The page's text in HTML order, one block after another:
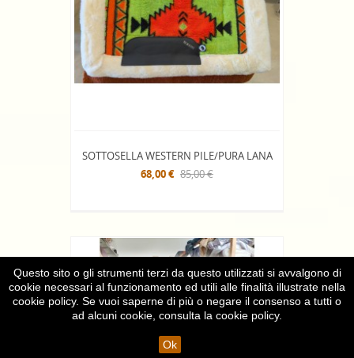
Questo sito o gli strumenti terzi da questo utilizzati si avvalgono di
cookie necessari al funzionamento ed utili alle finalità illustrate nella
cookie policy. Se vuoi saperne di più o negare il consenso a tutti o
ad alcuni cookie, consulta la cookie policy.
Ok
SOTTOSELLA WESTERN PILE/PURA LANA
68,00 € 85,00 €